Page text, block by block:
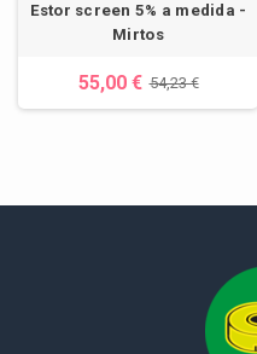
Estor screen 5% a medida -
Mirtos
55,00 € 54,23 €